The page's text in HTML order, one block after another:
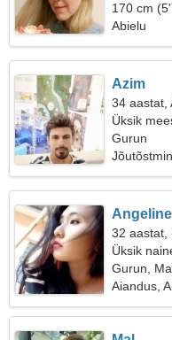
170 cm
Abielu
Azim
34 aastat,
Üksik
Gurun
Angeline
32 aastat,
Üksik
Gurun,
Aiandus,